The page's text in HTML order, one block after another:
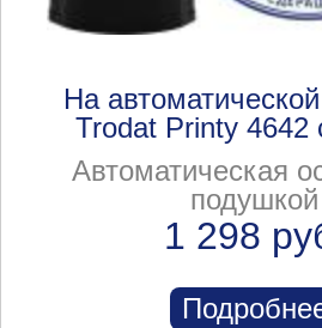
На
Trodat Printy 4642
Автоматическая
подушкой
1 298